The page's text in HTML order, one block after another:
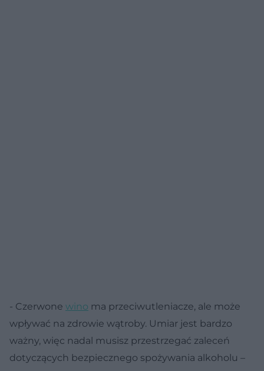
- Czerwone wino ma przeciwutleniacze, ale może
wpływać na zdrowie wątroby. Umiar jest bardzo
ważny, więc nadal musisz przestrzegać zaleceń
dotyczących bezpiecznego spożywania alkoholu –